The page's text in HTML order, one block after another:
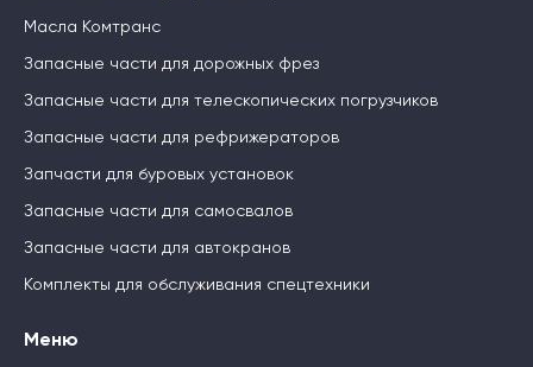
Масла Комтранс
Запасные части для дорожных фрез
Запасные части для телескопических погрузчиков
Запасные части для рефрижераторов
Запчасти для буровых установок
Запасные части для самосвалов
Запасные части для автокранов
Комплекты для обслуживания спецтехники
Меню